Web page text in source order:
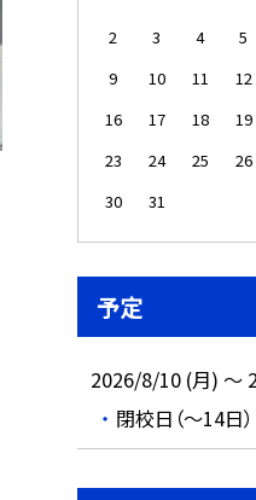
2
3 4 5
9
10 11 12
16
17 18 19
23
24 25 26
30
31
予定
2026/8/10 (月) ～
閉校日（～14日）